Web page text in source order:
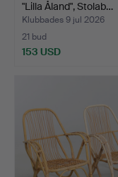
"Lilla Åland", Stolab…
Klubbades 9 jul 2026
21 bud
153 USD